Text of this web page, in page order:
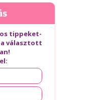
tippeket-
választott